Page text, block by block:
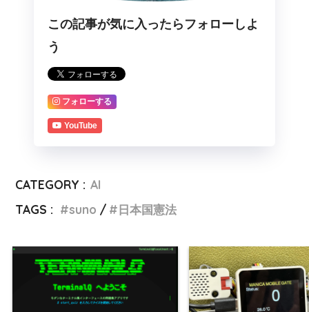
この記事が気に入ったらフォローしよ
う
フォローする
YouTube
CATEGORY : AI
TAGS :
suno 日本国憲法